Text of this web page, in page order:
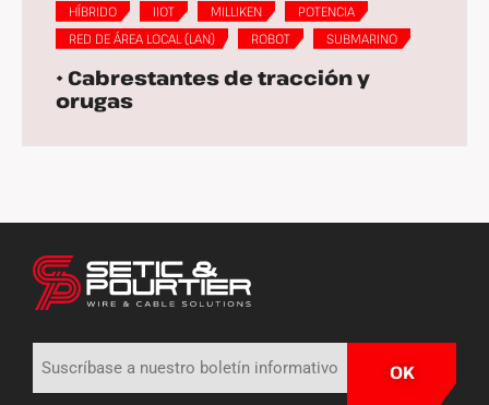
HÍBRIDO
IIOT MILLIKEN
POTENCIA
RED DE ÁREA LOCAL (LAN)
ROBOT SUBMARINO
• Cabrestantes de tracción y
orugas